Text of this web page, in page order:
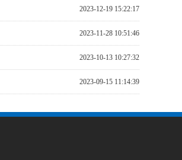
2023-12-19 15:22:17
2023-11-28 10:51:46
2023-10-13 10:27:32
2023-09-15 11:14:39